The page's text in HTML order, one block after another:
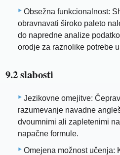
Obsežna funkcionalnost:
obravnavati široko paleto
do napredne analize
orodje za raznolike potrebe
9.2 slabosti
Jezikovne omejitve:
razumevanje navadne
dvoumnimi ali zapletenimi
napačne formule.
Omejena možnost učenja: